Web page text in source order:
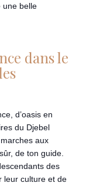
une belle
dans le
d’oasis en
du Djebel
aux
de ton guide.
des
leur culture et de